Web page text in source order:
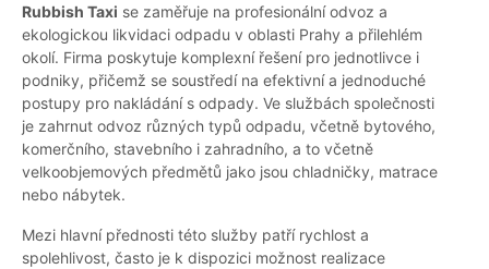
Rubbish Taxi se zaměřuje na profesionální odvoz a
ekologickou likvidaci odpadu v oblasti Prahy a přilehlém
okolí. Firma poskytuje komplexní řešení pro jednotlivce i
podniky, přičemž se soustředí na efektivní a jednoduché
postupy pro nakládání s odpady. Ve službách společnosti
je zahrnut odvoz různých typů odpadu, včetně bytového,
komerčního, stavebního i zahradního, a to včetně
velkoobjemových předmětů jako jsou chladničky, matrace
nebo nábytek.
Mezi hlavní přednosti této služby patří rychlost a
spolehlivost, často je k dispozici možnost realizace